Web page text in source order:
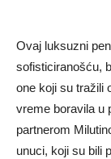
Ovaj luksuzni
sofisticiranošću,
one koji su tražili
vreme boravila u
partnerom
unuci, koji su bili